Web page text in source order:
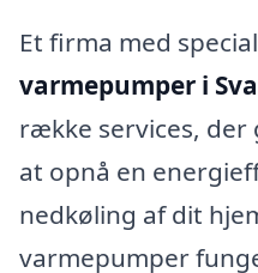
Et firma med
varmepumper i
række services,
at opnå en
nedkøling af dit
varmepumper